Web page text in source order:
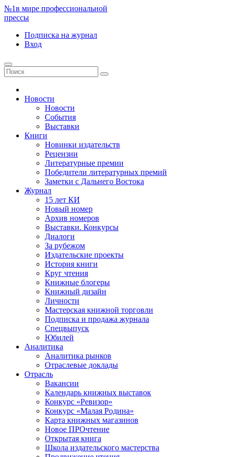
№1в мире профессиональной
прессы
Подписка на журнал
Вход
Новости
Новости
События
Выставки
Книги
Новинки издательств
Рецензии
Литературные премии
Победители литературных премий
Заметки с Дальнего Востока
Журнал
15 лет КИ
Новый номер
Архив номеров
Выставки. Конкурсы
Диалоги
За рубежом
Издательские проекты
История книги
Круг чтения
Книжные блогеры
Книжный дизайн
Личности
Мастерская книжной торговли
Подписка и продажа журнала
Спецвыпуск
Юбилей
Аналитика
Аналитика рынков
Отраслевые доклады
Отрасль
Вакансии
Календарь книжных выставок
Конкурс «Ревизор»
Конкурс «Малая Родина»
Карта книжных магазинов
Новое ПРОчтение
Открытая книга
Школа издательского мастерства